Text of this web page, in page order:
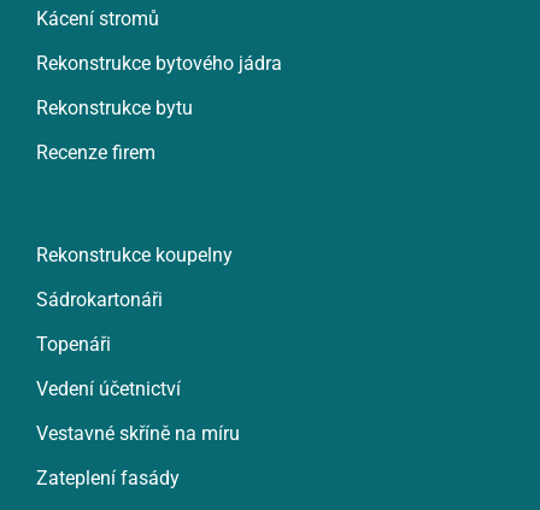
Kácení stromů
Rekonstrukce bytového jádra
Rekonstrukce bytu
Recenze firem
Rekonstrukce koupelny
Sádrokartonáři
Topenáři
Vedení účetnictví
Vestavné skříně na míru
Zateplení fasády